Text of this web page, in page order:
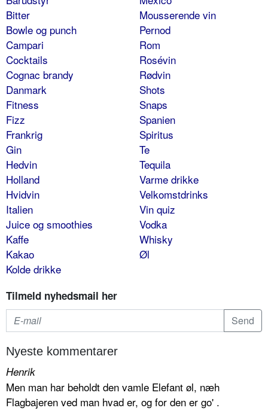
Bitter
Bowle og punch
Campari
Cocktails
Cognac brandy
Danmark
Fitness
Fizz
Frankrig
Gin
Hedvin
Holland
Hvidvin
Italien
Juice og smoothies
Kaffe
Kakao
Kolde drikke
Mousserende vin
Pernod
Rom
Rosévin
Rødvin
Shots
Snaps
Spanien
Spiritus
Te
Tequila
Varme drikke
Velkomstdrinks
Vin quiz
Vodka
Whisky
Øl
Tilmeld nyhedsmail her
Nyeste kommentarer
Henrik
Men man har beholdt den vamle Elefant øl, næh
Flagbajeren ved man hvad er, og for den er go' .